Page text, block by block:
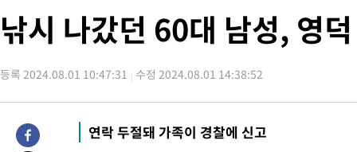
상
-1095초 전 >
[속보]美중부 사령관, 이스라엘 긴급방문 다중화된 전선 상황 논
론 누출”
14분 전 >‘축구의 신’ 아르헨티나 축구 선수 메시의 부친 지병 별세
14분 전 >“美 이란전 무기 소진…북한과 분쟁시 주한 미군 취약해질 수 있어”
-28871초 전 >
"얼마나 더웠으면"…안동 물길공원서 헤엄친 구렁이 '소동'
-28798초 전 >
손흥민, 68분 뛰고 2경기 침묵…LAFC, 톨루카에 1-0 승리(종
낚시 나갔던 60대 남성, 영
등록 2024.08.01 10:47:31 수정 2024.08.01 14:38:52
연락 두절돼 가족이 경찰에 신고